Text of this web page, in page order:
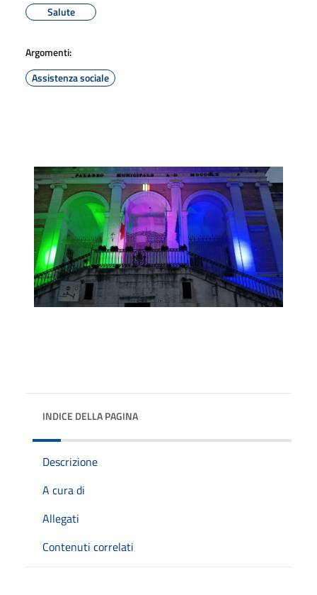
Salute
Argomenti:
Assistenza sociale
INDICE DELLA PAGINA
Descrizione
A cura di
Allegati
Contenuti correlati